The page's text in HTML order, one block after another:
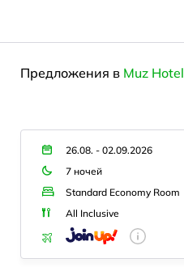
Предложения в Muz Hotel
26.08. - 02.09.2026
7 ночей
Standard Economy Room
All Inclusive